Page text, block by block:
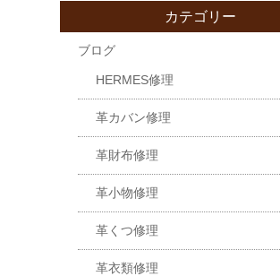
カテゴリー
ブログ
HERMES修理
革カバン修理
革財布修理
革小物修理
革くつ修理
革衣類修理